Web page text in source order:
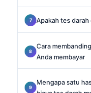
Apakah tes
Cara
Anda membayar
Mengapa satu